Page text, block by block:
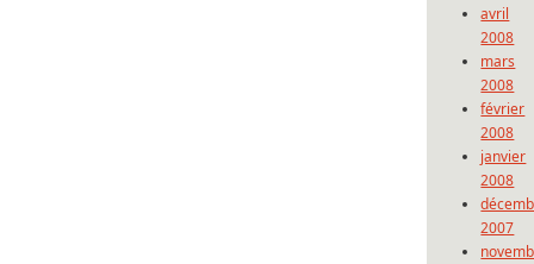
avril
2008
mars
2008
février
2008
janvier
2008
2007